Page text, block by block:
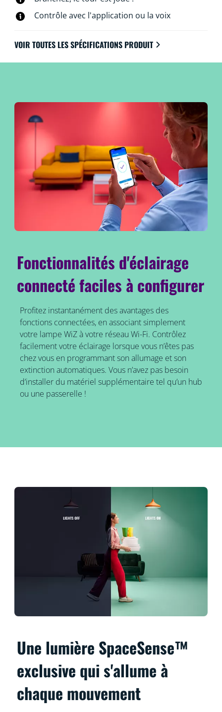
besoin de matériel spécial : les lampes WiZ se
connectent directement au Wi-Fi.
Contrôle avec l'application ou la voix
VOIR TOUTES LES SPÉCIFICATIONS PRODUIT
Fonctionnalités d'éclairage
connecté faciles à configurer
Profitez instantanément des avantages des
fonctions connectées, en associant simplement
votre lampe WiZ à votre réseau Wi-Fi. Contrôlez
facilement votre éclairage lorsque vous n’êtes pas
chez vous en programmant son allumage et son
extinction automatiques. Vous n’avez pas besoin
d’installer du matériel supplémentaire tel qu’un hub
ou une passerelle !
Une lumière SpaceSense™
exclusive qui s'allume à
chaque mouvement